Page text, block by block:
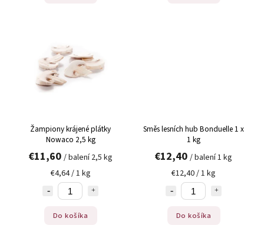
Žampiony krájené plátky
Nowaco 2,5 kg
€11,60 / balení 2,5 kg
€4,64 / 1 kg
Do košíka
Směs lesních hub Bonduelle 1 x
1 kg
€12,40 / balení 1 kg
€12,40 / 1 kg
Do košíka